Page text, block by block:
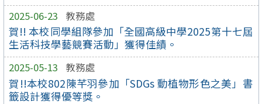
2025-06-23 教務處
賀!! 本校同學組隊參加「全國高級中學2025第十七屆
生活科技學藝競賽活動」獲得佳績。
2025-05-13 教務處
賀!!本校802陳芊羽參加「SDGs 動植物形色之美」書
籤設計獲得優等獎。